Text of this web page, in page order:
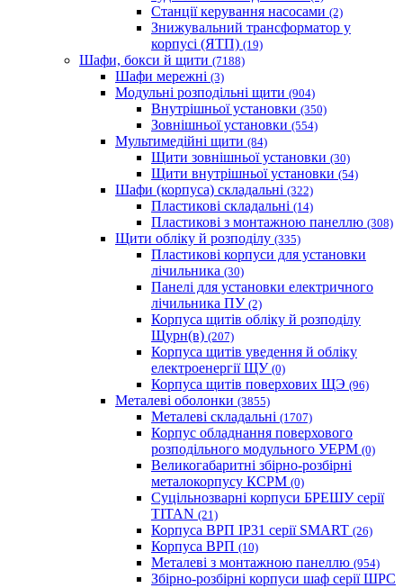
Станції керування насосами (2)
Знижувальний трансформатор у
корпусі (ЯТП) (19)
Шафи, бокси й щити (7188)
Шафи мережні (3)
Модульні розподільні щити (904)
Внутрішньої установки (350)
Зовнішньої установки (554)
Мультимедійні щити (84)
Щити зовнішньої установки (30)
Щити внутрішньої установки (54)
Шафи (корпуса) складальні (322)
Пластикові складальні (14)
Пластикові з монтажною панеллю (308)
Щити обліку й розподілу (335)
Пластикові корпуси для установки
лічильника (30)
Панелі для установки електричного
лічильника ПУ (2)
Корпуса щитів обліку й розподілу
Щурн(в) (207)
Корпуса щитів уведення й обліку
електроенергії ЩУ (0)
Корпуса щитів поверхових ЩЭ (96)
Металеві оболонки (3855)
Металеві складальні (1707)
Корпус обладнання поверхового
розподільного модульного УЕРМ (0)
Великогабаритні збірно-розбірні
металокорпусу КСРМ (0)
Суцільнозварні корпуси БРЕШУ серії
TITAN (21)
Корпуса ВРП IP31 серії SMART (26)
Корпуса ВРП (10)
Металеві з монтажною панеллю (954)
Збірно-розбірні корпуси шаф серії ШРС